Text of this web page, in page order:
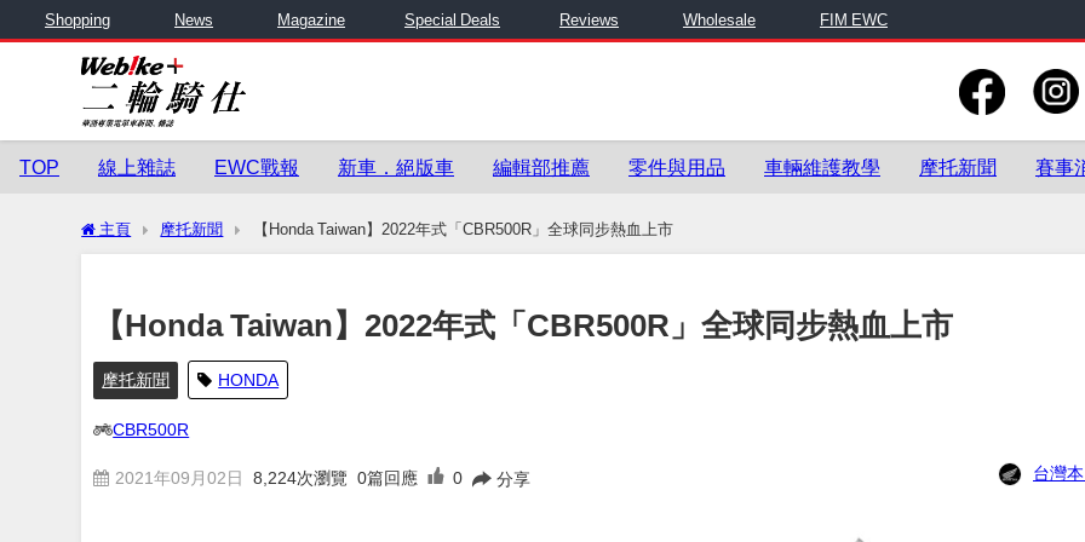
Shopping News Magazine Special Deals Reviews Wholesale FIM EWC
TOP 線上雜誌 EWC戰報 新車．絕版車 編輯部推薦 零件與用品 車輛維護教學 摩托新聞 賽事
主頁 摩托新聞 【Honda Taiwan】2022年式「CBR500R」全球同步熱血上市
【Honda Taiwan】2022年式「CBR500R」全球同步熱血上市
摩托新聞 HONDA
CBR500R
2021年09月02日 8,224次瀏覽 0篇回應 0 分享 台灣